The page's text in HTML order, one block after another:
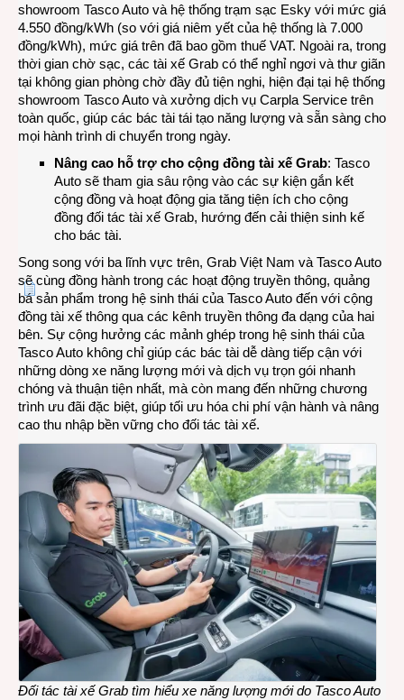
showroom Tasco Auto và hệ thống trạm sạc Esky với mức giá
4.550 đồng/kWh (so với giá niêm yết của hệ thống là 7.000
đồng/kWh), mức giá trên đã bao gồm thuế VAT. Ngoài ra, trong
thời gian chờ sạc, các tài xế Grab có thể nghỉ ngơi và thư giãn
tại không gian phòng chờ đầy đủ tiện nghi, hiện đại tại hệ thống
showroom Tasco Auto và xưởng dịch vụ Carpla Service trên
toàn quốc, giúp các bác tài tái tạo năng lượng và sẵn sàng cho
mọi hành trình di chuyển trong ngày.
Nâng cao hỗ trợ cho cộng đồng tài xế Grab: Tasco
Auto sẽ tham gia sâu rộng vào các sự kiện gắn kết
cộng đồng và hoạt động gia tăng tiện ích cho cộng
đồng đối tác tài xế Grab, hướng đến cải thiện sinh kế
cho bác tài.
Song song với ba lĩnh vực trên, Grab Việt Nam và Tasco Auto
sẽ cùng đồng hành trong các hoạt động truyền thông, quảng
bá sản phẩm trong hệ sinh thái của Tasco Auto đến với cộng
đồng tài xế thông qua các kênh truyền thông đa dạng của hai
bên. Sự cộng hưởng các mảnh ghép trong hệ sinh thái của
Tasco Auto không chỉ giúp các bác tài dễ dàng tiếp cận với
những dòng xe năng lượng mới và dịch vụ trọn gói nhanh
chóng và thuận tiện nhất, mà còn mang đến những chương
trình ưu đãi đặc biệt, giúp tối ưu hóa chi phí vận hành và nâng
cao thu nhập bền vững cho đối tác tài xế.
Đối tác tài xế Grab tìm hiểu xe năng lượng mới do Tasco Auto